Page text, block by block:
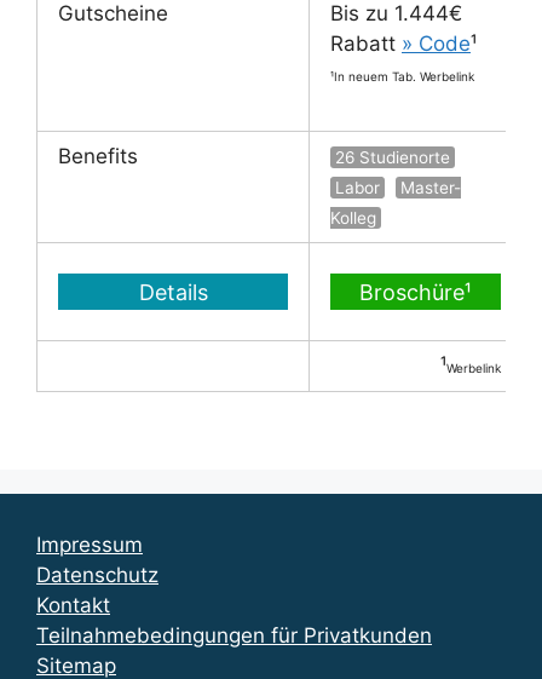
Gutscheine
Bis zu 1.444€
Rabatt » Code¹
¹In neuem Tab. Werbelink
Benefits
26 Studienorte
Labor
Master-
Kolleg
Details Broschüre¹
¹Werbelink
Impressum
Datenschutz
Kontakt
Teilnahmebedingungen für Privatkunden
Sitemap